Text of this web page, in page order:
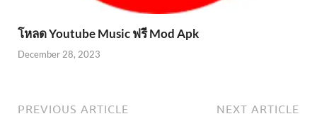
โหลด Youtube Music ฟรี Mod Apk
December 28, 2023
PREVIOUS ARTICLE NEXT ARTICLE